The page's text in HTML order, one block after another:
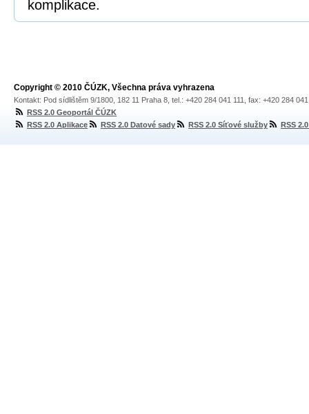
komplikace.
Copyright © 2010 ČÚZK, Všechna práva vyhrazena
Kontakt: Pod sídlištěm 9/1800, 182 11 Praha 8, tel.: +420 284 041 111, fax: +420 284
RSS 2.0 Geoportál ČÚZK
RSS 2.0 Aplikace
RSS 2.0 Datové sady RSS 2.0 Síťové služby RSS